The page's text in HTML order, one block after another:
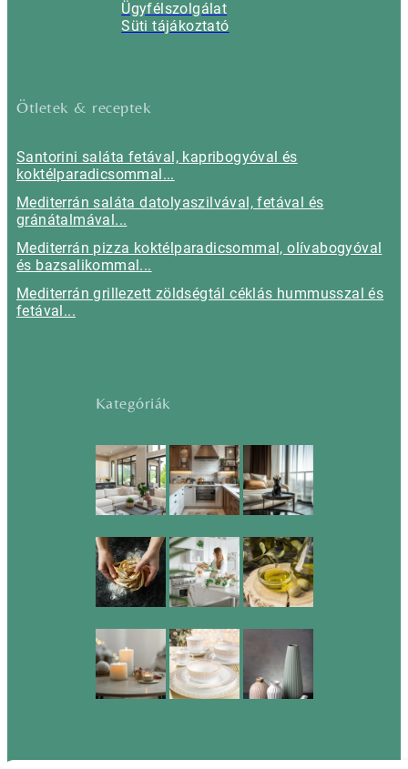
Ügyfélszolgálat
Süti tájákoztató
Ötletek & receptek
Santorini saláta fetával, kapribogyóval és
koktélparadicsommal...
Mediterrán saláta datolyaszilvával, fetával és
gránátalmával...
Mediterrán pizza koktélparadicsommal, olívabogyóval
és bazsalikommal...
Mediterrán grillezett zöldségtál céklás hummusszal és
fetával...
Kategóriák